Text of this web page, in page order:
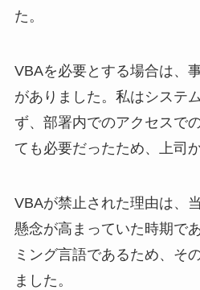
た。
VBAを必要とする場合は、
がありました。私はシステ
ず、部署内でのアクセスで
ても必要だったため、上司
VBAが禁止された理由は、
懸念が高まっていた時期で
ミング言語であるため、そ
ました。